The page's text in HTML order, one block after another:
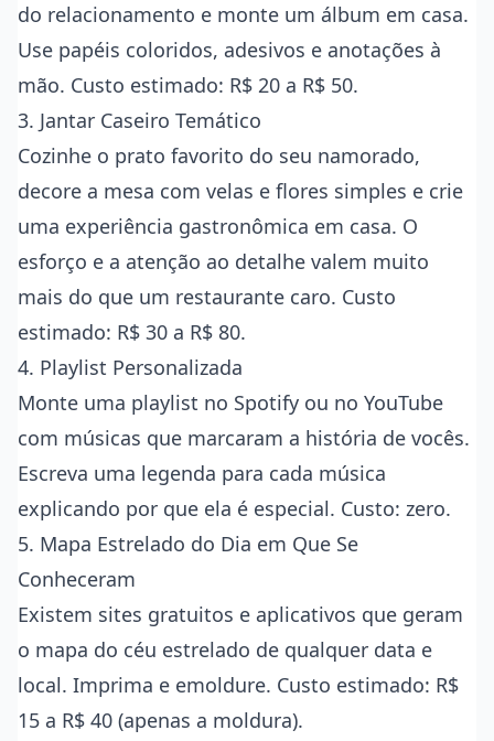
do relacionamento e monte um álbum em casa.
Use papéis coloridos, adesivos e anotações à
mão. Custo estimado: R$ 20 a R$ 50.
3. Jantar Caseiro Temático
Cozinhe o prato favorito do seu namorado,
decore a mesa com velas e flores simples e crie
uma experiência gastronômica em casa. O
esforço e a atenção ao detalhe valem muito
mais do que um restaurante caro. Custo
estimado: R$ 30 a R$ 80.
4. Playlist Personalizada
Monte uma playlist no Spotify ou no YouTube
com músicas que marcaram a história de vocês.
Escreva uma legenda para cada música
explicando por que ela é especial. Custo: zero.
5. Mapa Estrelado do Dia em Que Se
Conheceram
Existem sites gratuitos e aplicativos que geram
o mapa do céu estrelado de qualquer data e
local. Imprima e emoldure. Custo estimado: R$
15 a R$ 40 (apenas a moldura).